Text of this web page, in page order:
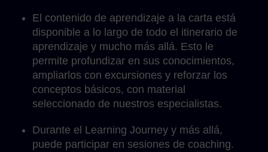
El contenido de aprendizaje a la carta está
disponible a lo largo de todo el itinerario de
aprendizaje y mucho más allá. Esto le
permite profundizar en sus conocimientos,
ampliarlos con excursiones y reforzar los
conceptos básicos, con material
seleccionado de nuestros especialistas.
Durante el Learning Journey y más allá,
puede participar en sesiones de coaching.